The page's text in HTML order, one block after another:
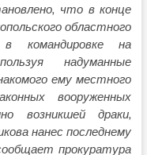
что в конце
областного
командировке на
надуманные
ему местного
вооруженных
возникшей драки,
нанес последнему
прокуратура